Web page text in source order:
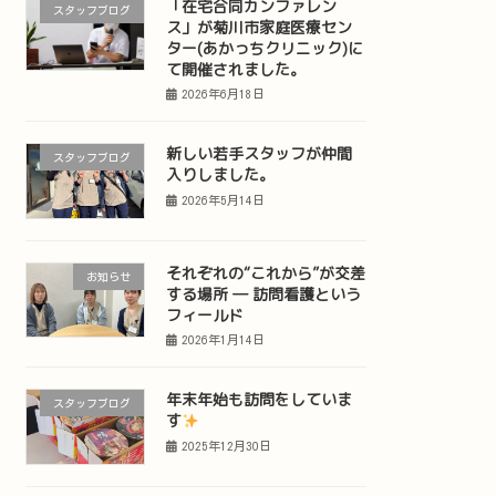
スタッフブログ
「在宅合同カンファレン
ス」が菊川市家庭医療セン
ター(あかっちクリニック)に
て開催されました。
2026年6月18日
スタッフブログ
新しい若手スタッフが仲間
入りしました。
2026年5月14日
お知らせ
それぞれの“これから”が交差
する場所 ― 訪問看護という
フィールド
2026年1月14日
スタッフブログ
年末年始も訪問をしていま
す
2025年12月30日